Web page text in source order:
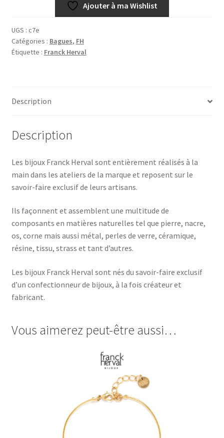
Ajouter à ma Wishlist
UGS : c7e
Catégories : Bagues, FH
Étiquette : Franck Herval
Description
Description
Les bijoux Franck Herval sont entièrement réalisés à la
main dans les ateliers de la marque et reposent sur le
savoir-faire exclusif de leurs artisans.
Ils façonnent et assemblent une multitude de
composants en matières naturelles tel que pierre, nacre,
os, corne mais aussi métal, perles de verre, céramique,
résine, tissu, strass et tant d’autres.
Les bijoux Franck Herval sont nés du savoir-faire exclusif
d’un confectionneur de bijoux, à la fois créateur et
fabricant.
Vous aimerez peut-être aussi…